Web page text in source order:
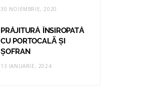
30 NOIEMBRIE, 2020
PRĂJITURĂ ÎNSIROPATĂ
CU PORTOCALĂ ȘI
ȘOFRAN
13 IANUARIE, 2024